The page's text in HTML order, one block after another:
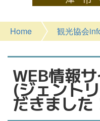
Home 観光協会
WEB情報
(ジェント
だきました